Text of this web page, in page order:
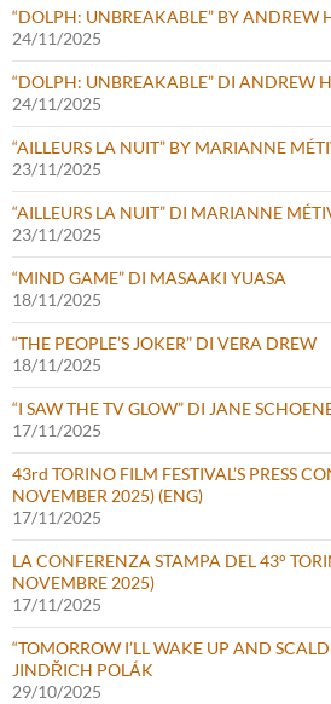
“DOLPH: UNBREAKABLE” BY ANDREW
24/11/2025
“DOLPH: UNBREAKABLE” DI ANDREW
24/11/2025
“AILLEURS LA NUIT” BY MARIANNE
23/11/2025
“AILLEURS LA NUIT” DI MARIANNE
23/11/2025
“MIND GAME” DI MASAAKI YUASA
18/11/2025
“THE PEOPLE’S JOKER” DI VERA DREW
18/11/2025
“I SAW THE TV GLOW” DI JANE
17/11/2025
43rd TORINO FILM FESTIVAL’S PRESS
NOVEMBER 2025) (ENG)
17/11/2025
LA CONFERENZA STAMPA DEL 43°
NOVEMBRE 2025)
17/11/2025
“TOMORROW I’LL WAKE UP AND
JINDŘICH POLÁK
29/10/2025